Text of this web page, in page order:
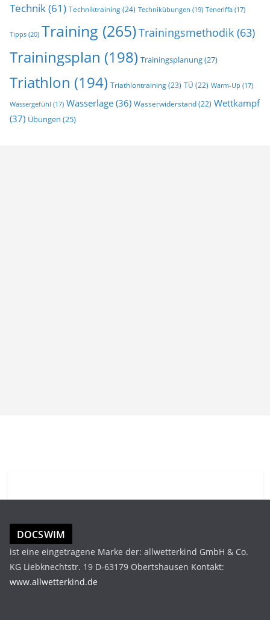
Technik(61) Techniktraining(24) Technikübungen (19) Teneriffa (17)
Tipps (20) Training (265)Trainingsmethodik (63)
Trainingsplan (198) Trainingsplanung(27)
Triathlon (194) Triathlontraining(23) TÜ (22) Warm-Up (17)
Wassergefühl (17) Wasserlage (36) Wasserwiderstand(22) Wettkampf
(37) Übungen (25)
DOCSWIM
ist eine eingetragene Marke der: allwetterkind GmbH & Co.
KG Liebknechtstr. 19 D-63179 Obertshausen Kontakt:
www.allwetterkind.de